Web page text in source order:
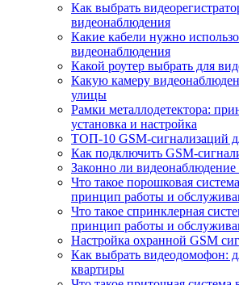
Как выбрать
видеонаблюдения
Какие кабели нужно
видеонаблюдения
Какой роутер выбрать для
Какую камеру
улицы
Рамки металлодетектора:
установка и настройка
ТОП-10 GSM-сигнализаций
Как подключить GSM-
Законно ли видеонаблюдение
Что такое порошковая
принцип работы и
Что такое спринклерная
принцип работы и
Настройка охранной GSM
Как выбрать видеодомофон:
квартиры